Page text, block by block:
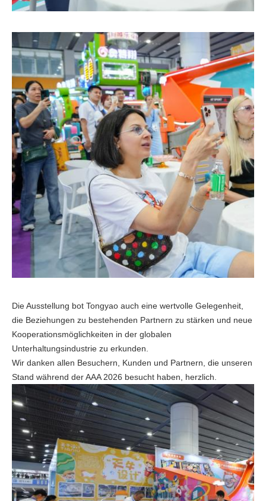
Die Ausstellung bot Tongyao auch eine wertvolle Gelegenheit,
die Beziehungen zu bestehenden Partnern zu stärken und neue
Kooperationsmöglichkeiten in der globalen
Unterhaltungsindustrie zu erkunden.
Wir danken allen Besuchern, Kunden und Partnern, die unseren
Stand während der AAA 2026 besucht haben, herzlich.